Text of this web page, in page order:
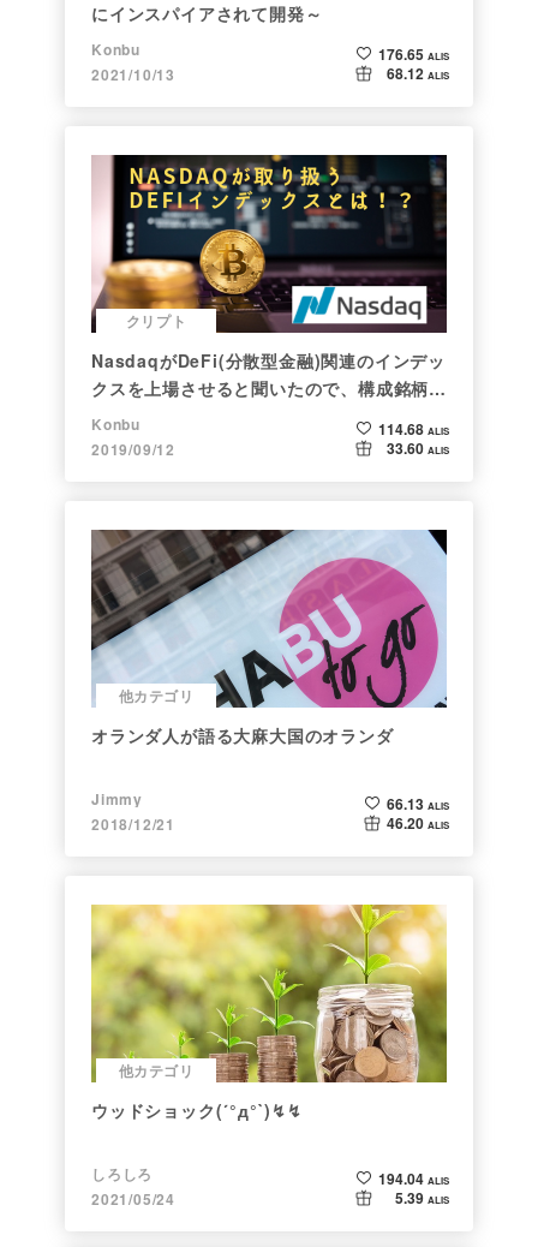
にインスパイアされて開発～
Konbu
2021/10/13
176.65 ALIS
68.12 ALIS
クリプト
NasdaqがDeFi(分散型金融)関連のインデッ
クスを上場させると聞いたので、構成銘柄を
調べてみた
Konbu
2019/09/12
114.68 ALIS
33.60 ALIS
他カテゴリ
オランダ人が語る大麻大国のオランダ
Jimmy
2018/12/21
66.13 ALIS
46.20 ALIS
他カテゴリ
ウッドショック(´°д°`)↯↯
しろしろ
2021/05/24
194.04 ALIS
5.39 ALIS